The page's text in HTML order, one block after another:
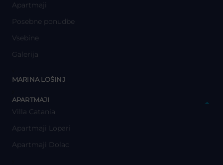
Apartmaji
Posebne ponudbe
Vsebine
Galerija
MARINA LOŠINJ
APARTMAJI
Villa Catania
Apartmaji Lopari
Apartmaji Dolac